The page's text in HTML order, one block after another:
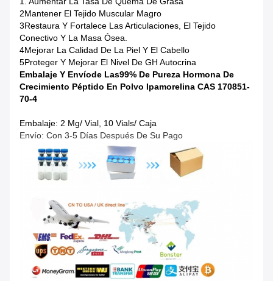
2Mantener El Tejido Muscular Magro
3Restaura Y Fortalece Las Articulaciones, El Tejido
Conectivo Y La Masa Ósea.
4Mejorar La Calidad De La Piel Y El Cabello
5Proteger Y Mejorar El Nivel De GH Autocrina
Embalaje Y EnvíoDe Las99% De Pureza Hormona De
Crecimiento Péptido En Polvo Ipamorelina CAS 170851-
70-4
Embalaje: 2 Mg/ Vial, 10 Vials/ Caja
Envío: Con 3-5 Días Después De Su Pago